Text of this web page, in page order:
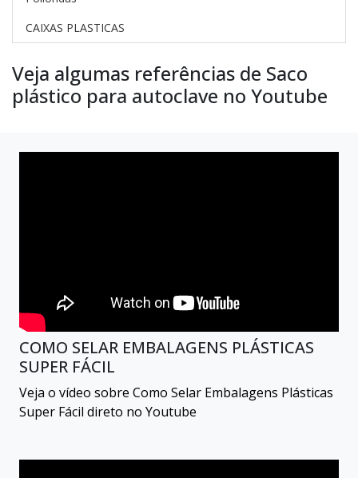
CAIXAS PLASTICAS
Veja algumas referências de Saco
plástico para autoclave no Youtube
COMO SELAR EMBALAGENS PLÁSTICAS
SUPER FÁCIL
Veja o vídeo sobre Como Selar Embalagens Plásticas
Super Fácil direto no Youtube